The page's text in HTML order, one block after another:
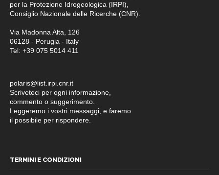
per la Protezione Idrogeologica (IRPI),
Consiglio Nazionale delle Ricerche (CNR).
Via Madonna Alta, 126
06128 - Perugia - Italy
Tel: +39 075 5014 411
polaris@list.irpi.cnr.it
Scriveteci per ogni informazione,
commento o suggerimento.
Leggeremo i vostri messaggi, e faremo
il possibile per rispondere.
TERMINI E CONDIZIONI